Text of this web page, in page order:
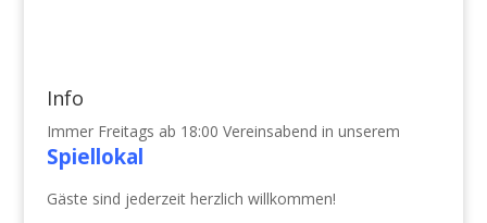
Info
Immer Freitags ab 18:00 Vereinsabend in unserem
Spiellokal
Gäste sind jederzeit herzlich willkommen!